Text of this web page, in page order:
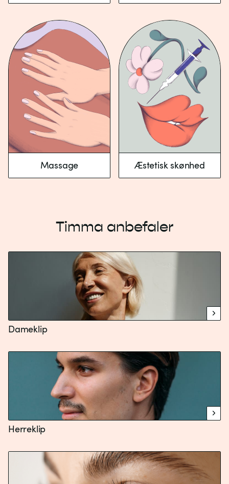
Massage Æstetisk skønhed
Timma anbefaler
Dameklip
Herreklip